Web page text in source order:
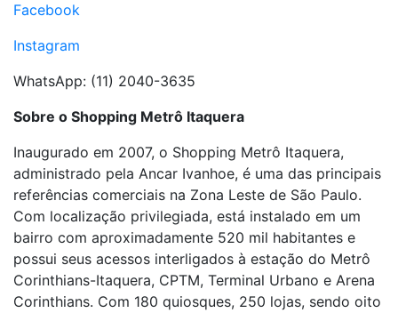
Facebook
Instagram
WhatsApp: (11) 2040-3635
Sobre o Shopping Metrô Itaquera
Inaugurado em 2007, o Shopping Metrô Itaquera,
administrado pela Ancar Ivanhoe, é uma das principais
referências comerciais na Zona Leste de São Paulo.
Com localização privilegiada, está instalado em um
bairro com aproximadamente 520 mil habitantes e
possui seus acessos interligados à estação do Metrô
Corinthians-Itaquera, CPTM, Terminal Urbano e Arena
Corinthians. Com 180 quiosques, 250 lojas, sendo oito